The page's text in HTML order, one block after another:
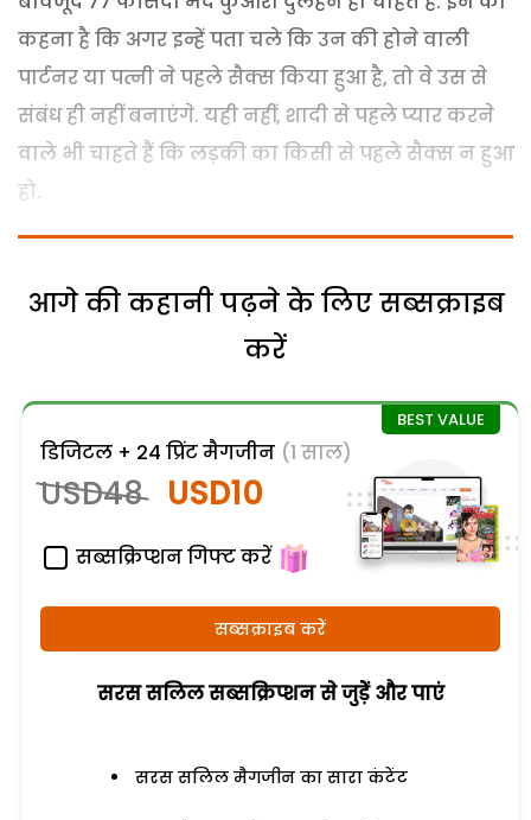
कहना है कि अगर इन्हें पता चले कि उन की होने वाली
पार्टनर या पत्नी ने पहले सैक्स किया हुआ है, तो वे उस से
संबंध ही नहीं बनाएंगे. यही नहीं, शादी से पहले प्यार करने
वाले भी चाहते हैं कि लड़की का किसी से पहले सैक्स न हुआ
हो.
आगे की कहानी पढ़ने के लिए सब्सक्राइब
करें
डिजिटल + 24 प्रिंट मैगजीन (1 साल)
USD48 USD10
सब्सक्रिप्शन गिफ्ट करें
सब्सक्राइब करें
सरस सलिल सब्सक्रिप्शन से जुड़ेें और पाएं
सरस सलिल मैगजीन का सारा कंटेंट